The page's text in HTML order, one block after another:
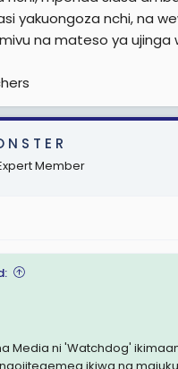
usio huru!!! tubaki
waliojipa
sasa itajengwa na
yakuongoza nchi, na
na mateso ya ujinga
N S T E R
Member
Media ni 'Watchdog'
ikiwa na